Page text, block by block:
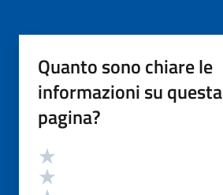
Quanto sono chiare le
informazioni su questa
pagina?
Valutazione